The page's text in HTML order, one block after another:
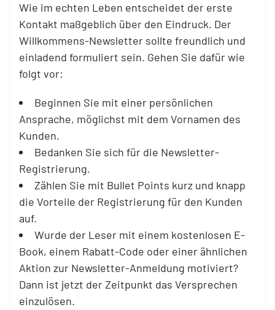
Wie im echten Leben entscheidet der erste
Kontakt maßgeblich über den Eindruck. Der
Willkommens-Newsletter sollte freundlich und
einladend formuliert sein. Gehen Sie dafür wie
folgt vor:
Beginnen Sie mit einer persönlichen
Ansprache, möglichst mit dem Vornamen des
Kunden.
Bedanken Sie sich für die Newsletter-
Registrierung.
Zählen Sie mit Bullet Points kurz und knapp
die Vorteile der Registrierung für den Kunden
auf.
Wurde der Leser mit einem kostenlosen E-
Book, einem Rabatt-Code oder einer ähnlichen
Aktion zur Newsletter-Anmeldung motiviert?
Dann ist jetzt der Zeitpunkt das Versprechen
einzulösen.